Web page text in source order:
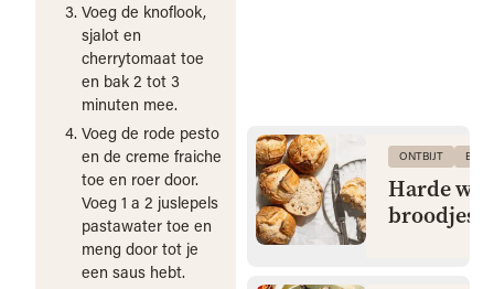
Voeg de knoflook,
sjalot en
cherrytomaat toe
en bak 2 tot 3
minuten mee.
Voeg de rode pesto
en de creme fraiche
toe en roer door.
Voeg 1 a 2 juslepels
pastawater toe en
meng door tot je
een saus hebt.
ONTBIJT
Harde
broodjes